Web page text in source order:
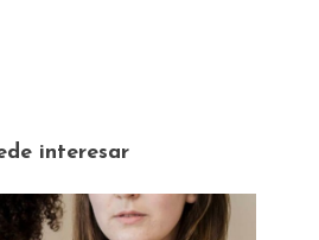
interesar